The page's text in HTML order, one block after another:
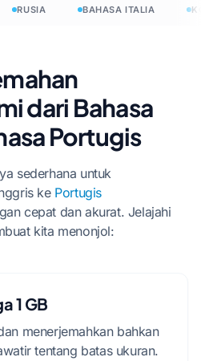
RUSIA BAHASA ITALIA
dari Bahasa
Portugis
sederhana untuk
ke Portugis
cepat dan akurat. Jelajahi
kita menonjol:
1 GB
menerjemahkan bahkan
tentang batas ukuran.